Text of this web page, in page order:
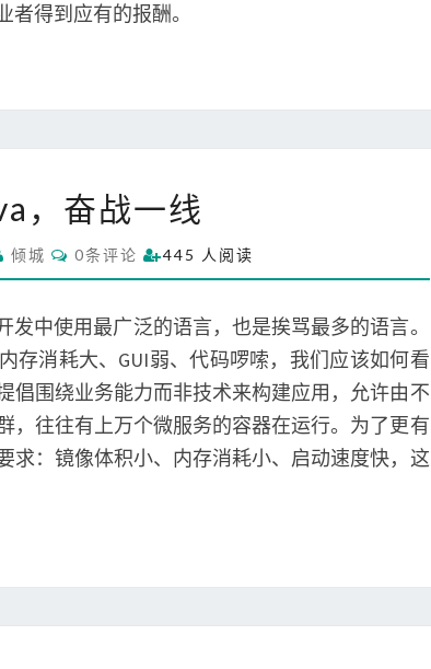
得到应有的报酬。
者
a
a
，
奋
战
一
线
，奋战一线
倾城
C
O
M
E
N
T
S
0条评论 445 人阅读
中使用最广泛的语言，也是挨骂最多的语言。
存消耗大、GUI弱、代码啰嗦，我们应该如何看
倡围绕业务能力而非技术来构建应用，允许由不
，往往有上万个微服务的容器在运行。为了更有
求：镜像体积小、内存消耗小、启动速度快，这